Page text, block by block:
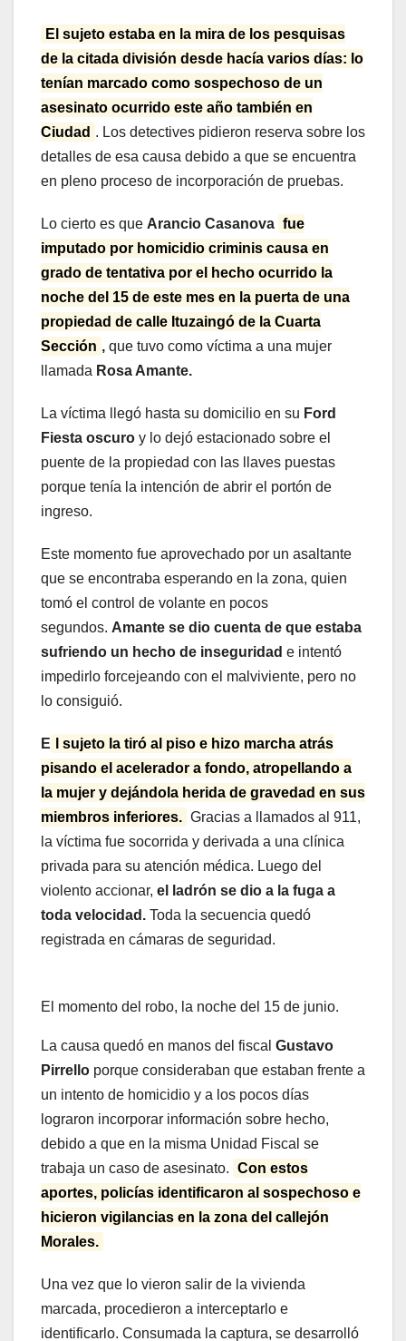
El sujeto estaba en la mira de los pesquisas
de la citada división desde hacía varios días: lo
tenían marcado como sospechoso de un
asesinato ocurrido este año también en
Ciudad . Los detectives pidieron reserva sobre los
detalles de esa causa debido a que se encuentra
en pleno proceso de incorporación de pruebas.
Lo cierto es que Arancio Casanova fue
imputado por homicidio criminis causa en
grado de tentativa por el hecho ocurrido la
noche del 15 de este mes en la puerta de una
propiedad de calle Ituzaingó de la Cuarta
Sección , que tuvo como víctima a una mujer
llamada Rosa Amante.
La víctima llegó hasta su domicilio en su Ford
Fiesta oscuro y lo dejó estacionado sobre el
puente de la propiedad con las llaves puestas
porque tenía la intención de abrir el portón de
ingreso.
Este momento fue aprovechado por un asaltante
que se encontraba esperando en la zona, quien
tomó el control de volante en pocos
segundos. Amante se dio cuenta de que estaba
sufriendo un hecho de inseguridad e intentó
impedirlo forcejeando con el malviviente, pero no
lo consiguió.
E
l sujeto la tiró al piso e hizo marcha atrás
pisando el acelerador a fondo, atropellando a
la mujer y dejándola herida de gravedad en sus
miembros inferiores. Gracias a llamados al 911,
la víctima fue socorrida y derivada a una clínica
privada para su atención médica. Luego del
violento accionar, el ladrón se dio a la fuga a
toda velocidad. Toda la secuencia quedó
registrada en cámaras de seguridad.
El momento del robo, la noche del 15 de junio.
La causa quedó en manos del fiscal Gustavo
Pirrello porque consideraban que estaban frente a
un intento de homicidio y a los pocos días
lograron incorporar información sobre hecho,
debido a que en la misma Unidad Fiscal se
trabaja un caso de asesinato. Con estos
aportes, policías identificaron al sospechoso e
hicieron vigilancias en la zona del callejón
Morales.
Una vez que lo vieron salir de la vivienda
marcada, procedieron a interceptarlo e
identificarlo. Consumada la captura, se desarrolló